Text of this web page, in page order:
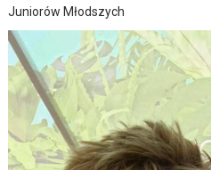
Juniorów Młodszych